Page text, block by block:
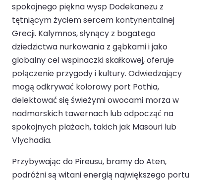
spokojnego piękna wysp Dodekanezu z
tętniącym życiem sercem kontynentalnej
Grecji. Kalymnos, słynący z bogatego
dziedzictwa nurkowania z gąbkami i jako
globalny cel wspinaczki skałkowej, oferuje
połączenie przygody i kultury. Odwiedzający
mogą odkrywać kolorowy port Pothia,
delektować się świeżymi owocami morza w
nadmorskich tawernach lub odpocząć na
spokojnych plażach, takich jak Masouri lub
Vlychadia.
Przybywając do Pireusu, bramy do Aten,
podróżni są witani energią największego portu